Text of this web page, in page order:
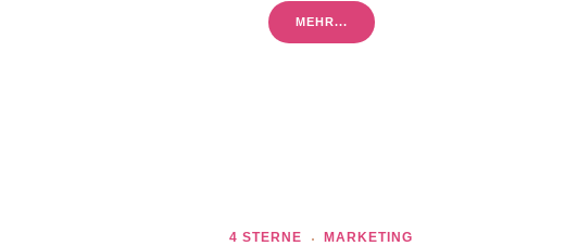
MEHR...
4 STERNE MARKETING